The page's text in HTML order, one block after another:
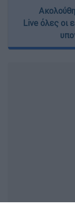
Live όλες οι